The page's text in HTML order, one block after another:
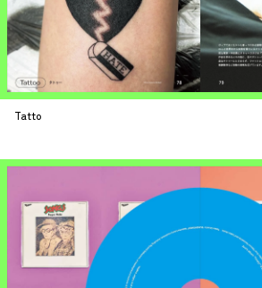
Tatto